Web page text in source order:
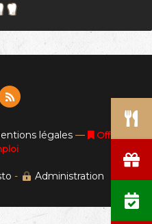
légales —
Offres
- Administration